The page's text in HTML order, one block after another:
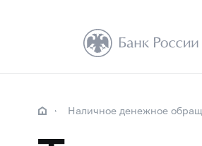
Наличное денежное